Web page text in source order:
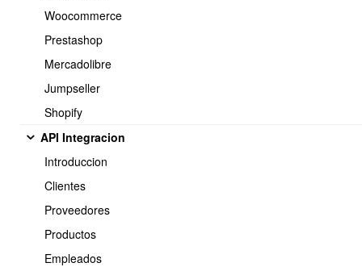
Woocommerce
Prestashop
Mercadolibre
Jumpseller
Shopify
API Integracion
Introduccion
Clientes
Proveedores
Productos
Empleados
Junto con saludar, queremos informarle que según nuestros
registros tenemos un saldo pendiente de {$SaldoPendiente} de la
factura número {$FolioFactura} con fecha {$FechaFactura}.
Este saldo vence hoy.
Si este valor ya ha sido cancelado favor enviar la información
correspondiente.